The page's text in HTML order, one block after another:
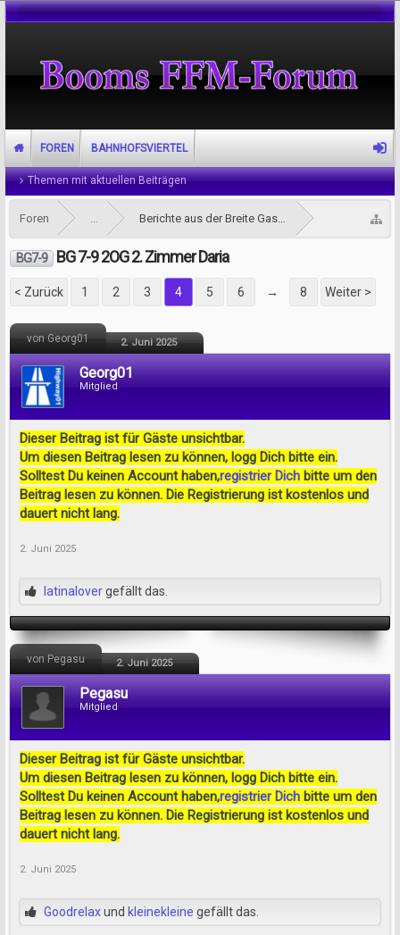
Foren ... Berichte aus der Breite Gasse
BG7-9 BG 7-9 2OG 2. Zimmer Daria
< Zurück 1 2 3 4 5 6 → 8 Weiter >
von Georg01 2. Juni 2025
Georg01
Mitglied
Dieser Beitrag ist für Gäste unsichtbar.
Um diesen Beitrag lesen zu können, logg Dich bitte ein.
Solltest Du keinen Account haben,registrier Dich bitte um den
Beitrag lesen zu können. Die Registrierung ist kostenlos und
dauert nicht lang.
2. Juni 2025
latinalovergefällt das.
von Pegasu 2. Juni 2025
Pegasu
Mitglied
Dieser Beitrag ist für Gäste unsichtbar.
Um diesen Beitrag lesen zu können, logg Dich bitte ein.
Solltest Du keinen Account haben,registrier Dich bitte um den
Beitrag lesen zu können. Die Registrierung ist kostenlos und
dauert nicht lang.
2. Juni 2025
Goodrelaxund kleinekleine gefällt das.
FOREN
Themen mit aktuellen Beiträgen
BAHNHOFSVIERTEL